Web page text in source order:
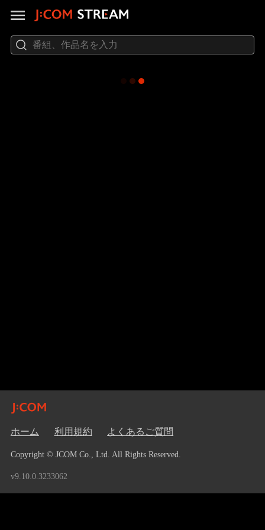
ホーム 利用規約 よくあるご質問
Copyright © JCOM Co., Ltd. All Rights Reserved.
v9.10.0.3233062